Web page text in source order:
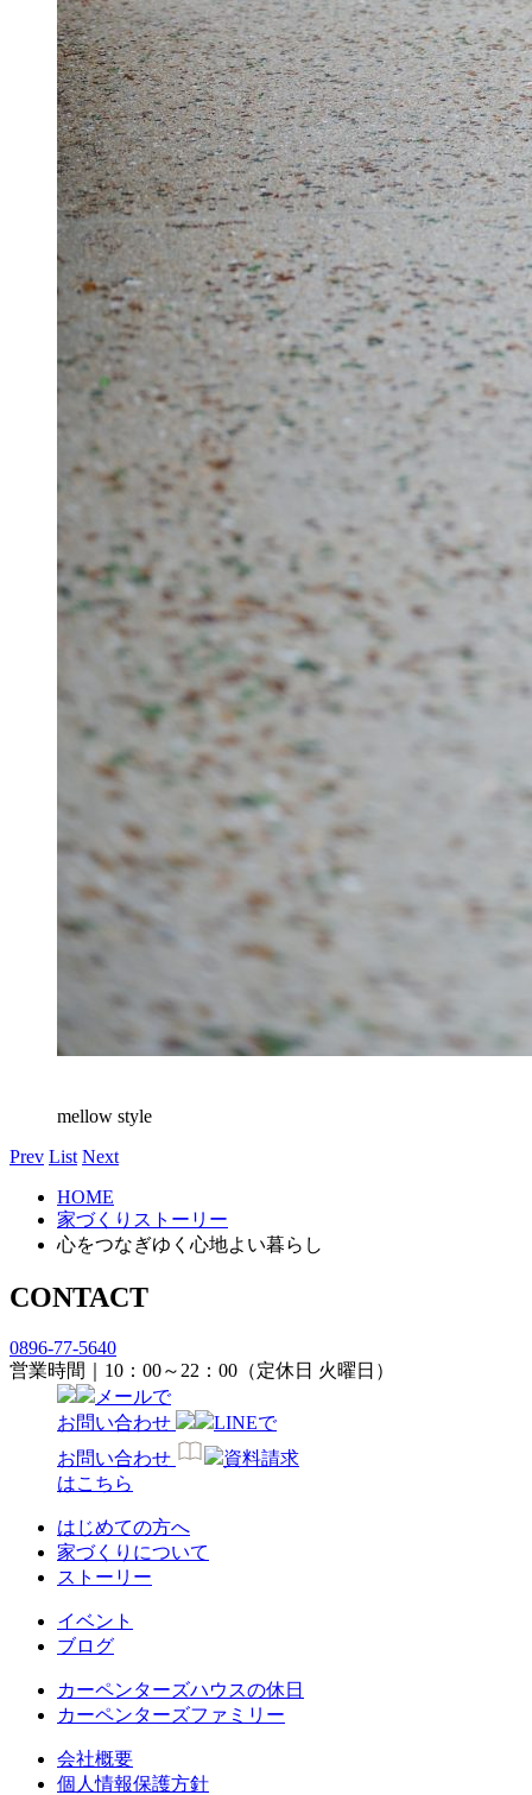
mellow style
Prev List Next
HOME
家づくりストーリー
心をつなぎゆく心地よい暮らし
CONTACT
0896-77-5640
営業時間｜10：00～22：00（定休日 火曜日）
メールで
お問い合わせ
LINEで
お問い合わせ
資料請求
はこちら
はじめての方へ
家づくりについて
ストーリー
イベント
ブログ
カーペンターズハウスの休日
カーペンターズファミリー
会社概要
個人情報保護方針